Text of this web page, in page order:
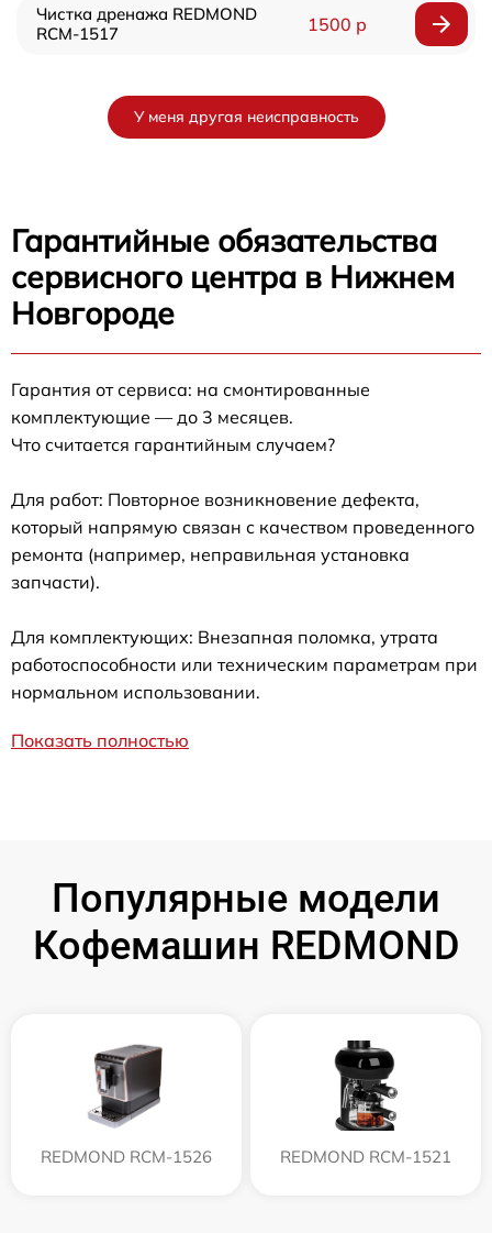
Чистка дренажа REDMOND
RCM-1517
1500 р
У меня другая неисправность
Гарантийные обязательства
сервисного центра в Нижнем
Новгороде
Гарантия от сервиса: на смонтированные
комплектующие — до 3 месяцев.
Что считается гарантийным случаем?
Для работ: Повторное возникновение дефекта,
который напрямую связан с качеством проведенного
ремонта (например, неправильная установка
запчасти).
Для комплектующих: Внезапная поломка, утрата
работоспособности или техническим параметрам при
нормальном использовании.
Показать полностью
Популярные модели
Кофемашин REDMOND
REDMOND RCM-1526 REDMOND RCM-1521